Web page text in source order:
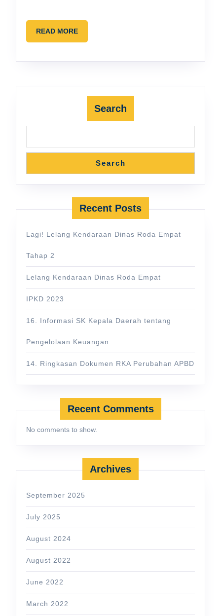
READ MOREREAD
MORE
Search
Search
Recent Posts
Lagi! Lelang Kendaraan Dinas Roda Empat
Tahap 2
Lelang Kendaraan Dinas Roda Empat
IPKD 2023
16. Informasi SK Kepala Daerah tentang
Pengelolaan Keuangan
14. Ringkasan Dokumen RKA Perubahan APBD
Recent Comments
No comments to show.
Archives
September 2025
July 2025
August 2024
August 2022
June 2022
March 2022